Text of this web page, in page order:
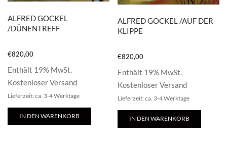
ALFRED GOCKEL
/DÜNENTREFF
€820,00
Enthält 19% MwSt.
Kostenloser Versand
Lieferzeit: ca. 3-4 Werktage
IN DEN WARENKORB
ALFRED GOCKEL /AUF DER
KLIPPE
€820,00
Enthält 19% MwSt.
Kostenloser Versand
Lieferzeit: ca. 3-4 Werktage
IN DEN WARENKORB